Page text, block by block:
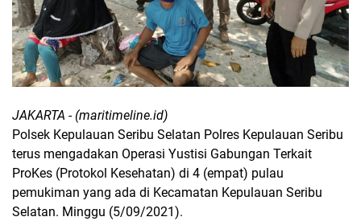
JAKARTA - (maritimeline.id)
Polsek Kepulauan Seribu Selatan Polres Kepulauan Seribu
terus mengadakan Operasi Yustisi Gabungan Terkait
ProKes (Protokol Kesehatan) di 4 (empat) pulau
pemukiman yang ada di Kecamatan Kepulauan Seribu
Selatan. Minggu (5/09/2021).